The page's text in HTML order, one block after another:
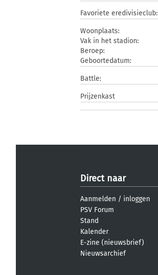
Favoriete eredivisieclub:
Woonplaats:
Vak in het stadion:
Beroep:
Geboortedatum:
Battle:
Prijzenkast
Direct naar
Aanmelden / inloggen
PSV Forum
Stand
Kalender
E-zine (nieuwsbrief)
Nieuwsarchief